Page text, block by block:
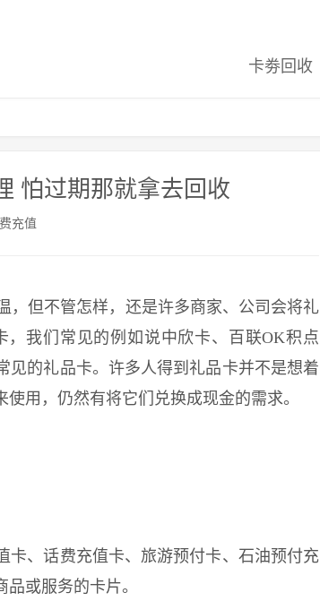
卡劵回收
怕过期那就拿去回收
充值
但不管怎样，还是许多商家、公司会将礼
我们常见的例如说中欣卡、百联OK积点
见的礼品卡。许多人得到礼品卡并不是想着
用，仍然有将它们兑换成现金的需求。
、话费充值卡、旅游预付卡、石油预付充
或服务的卡片。